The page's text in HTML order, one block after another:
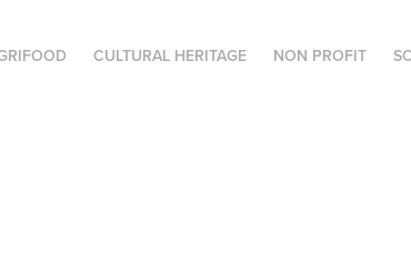
CULTURAL HERITAGE NON PROFIT